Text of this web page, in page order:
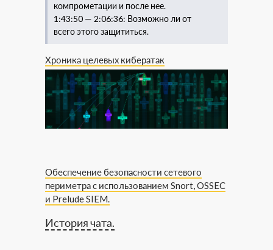
компрометации и после нее.
1:43:50 — 2:06:36: Возможно ли от
всего этого защититься.
Хроника целевых кибератак
Обеспечение безопасности сетевого
периметра с использованием Snort, OSSEC
и Prelude SIEM.
История чата.